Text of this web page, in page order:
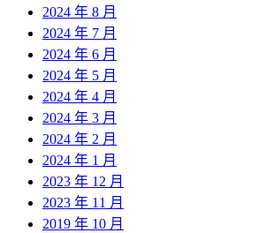
2024 年 8 月
2024 年 7 月
2024 年 6 月
2024 年 5 月
2024 年 4 月
2024 年 3 月
2024 年 2 月
2024 年 1 月
2023 年 12 月
2023 年 11 月
2019 年 10 月